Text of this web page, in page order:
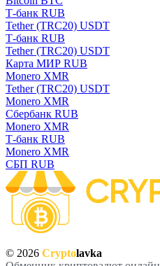
Т-банк RUB
Tether (TRC20) USDT
Т-банк RUB
Tether (TRC20) USDT
Карта МИР RUB
Monero XMR
Tether (TRC20) USDT
Monero XMR
Сбербанк RUB
Monero XMR
Т-банк RUB
Monero XMR
СБП RUB
© 2026 Cryptolavka